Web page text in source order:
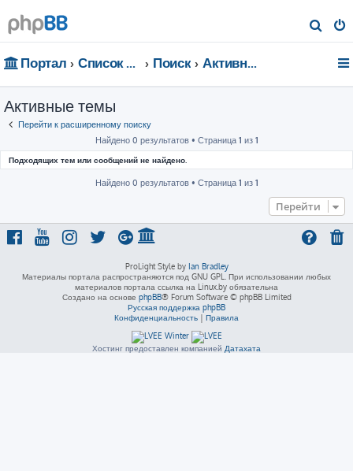
о
Портал Список форумов Поиск Активные темы
Активные темы
Перейти к расширенному поиску
Найдено 0 результатов • Страница 1 из 1
Подходящих тем или сообщений не найдено.
Найдено 0 результатов • Страница 1 из 1
Перейти
ProLight Style by Ian Bradley
Материалы портала распространяются под GNU GPL. При использовании любых
материалов портала ссылка на Linux.by обязательна
Создано на основе phpBB® Forum Software © phpBB Limited
Русская поддержка phpBB
Конфиденциальность | Правила
Хостинг предоставлен компанией Датахата